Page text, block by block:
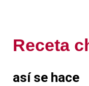
Receta
así se hace